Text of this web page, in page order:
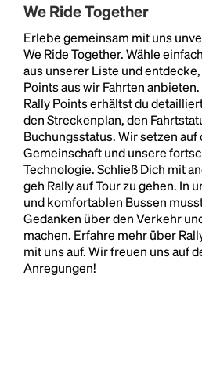
We Ride Together
Erlebe gemeinsam mit uns
We Ride Together. Wähle
aus unserer Liste und
Points aus wir Fahrten
Rally Points erhältst du
den Streckenplan, den
Buchungsstatus. Wir setzen auf
Gemeinschaft und unsere
Technologie. Schließ Dich mit
geh Rally auf Tour zu gehen. In
und komfortablen Bussen
Gedanken über den Verkehr
machen. Erfahre mehr über
mit uns auf. Wir freuen uns auf
Anregungen!
Lorem Ipsum is simply
and typesetting industry.
industry's standarddummy
1500s, when an unknown
type and scrambled it to
book. It has survived not only
the leap into electronic
essentially